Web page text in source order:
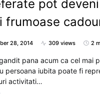
pot
frumoase
28, 2014 309 views 2
pana acum ca cel mai
persoana iubita poate fi
activitati…